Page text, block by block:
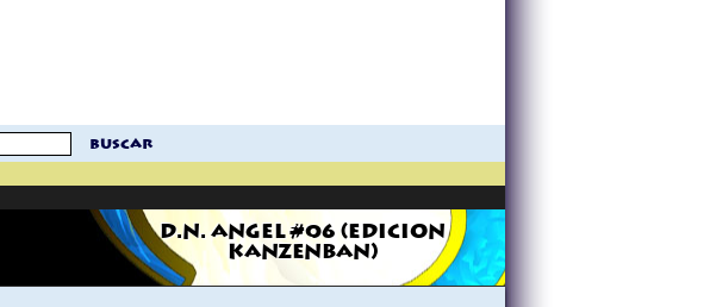
buscar
D.N. ANGEL #06 (EDICION
KANZENBAN)